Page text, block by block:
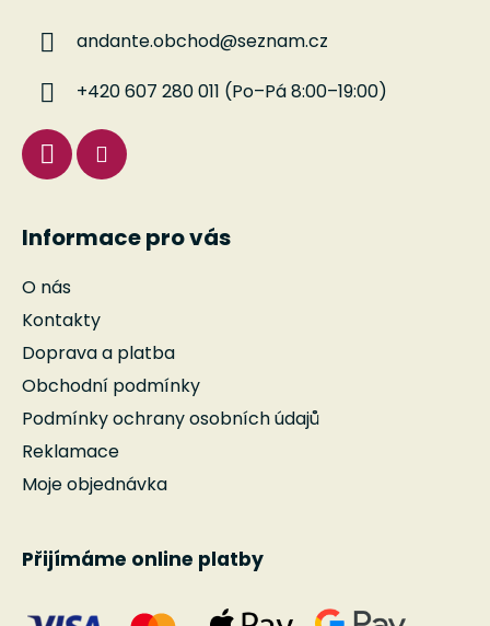
andante.obchod@seznam.cz
+420 607 280 011 (Po–Pá 8:00–19:00)
Informace pro vás
O nás
Kontakty
Doprava a platba
Obchodní podmínky
Podmínky ochrany osobních údajů
Reklamace
Moje objednávka
Přijímáme online platby